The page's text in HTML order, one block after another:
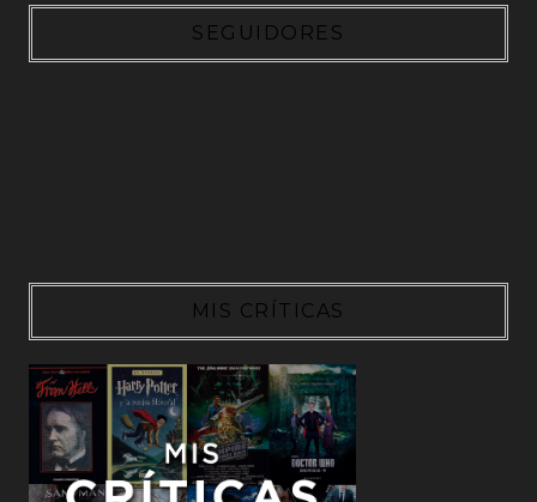
SEGUIDORES
MIS CRÍTICAS